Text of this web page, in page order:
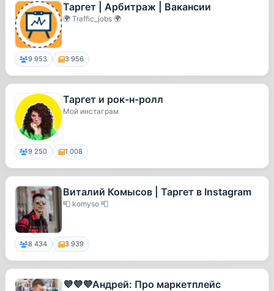
Таргет | Арбитраж | Вакансии
🌍 Traffic_jobs 🌍
9 953 3 956
Таргет и рок-н-ролл
Мой инстаграм
9 250 1 008
Виталий Комысов | Таргет в Instagram
📮 komyso 📮
8 434 3 939
💜💜💜Андрей: Про маркетплейс